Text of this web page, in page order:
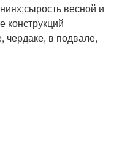
весной и
конструкций
чердаке, в подвале,